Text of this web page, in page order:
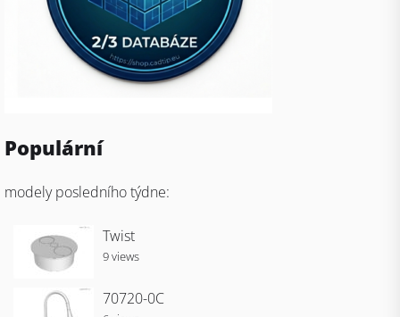
Populární
modely posledního týdne:
Twist
9 views
70720-0C